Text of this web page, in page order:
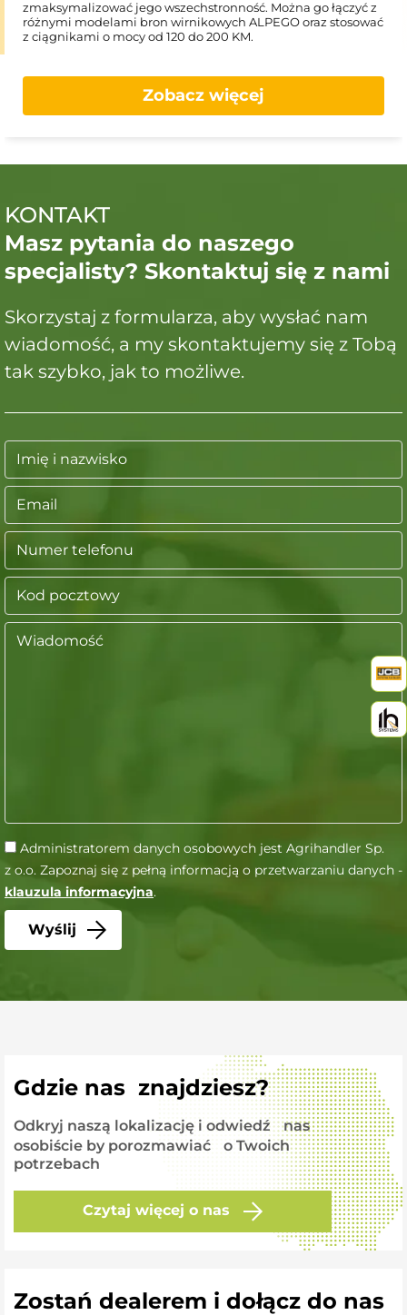
zmaksymalizować jego wszechstronność. Można go łączyć z
różnymi modelami bron wirnikowych ALPEGO oraz stosować
z ciągnikami o mocy od 120 do 200 KM.
Zobacz więcej
KONTAKT
Masz pytania do naszego
specjalisty? Skontaktuj się z nami
Skorzystaj z formularza, aby wysłać nam
wiadomość, a my skontaktujemy się z Tobą
tak szybko, jak to możliwe.
Administratorem danych osobowych jest Agrihandler Sp.
z o.o. Zapoznaj się z pełną informacją o przetwarzaniu danych -
klauzula informacyjna.
Gdzie nas znajdziesz?
Odkryj naszą lokalizację i odwiedź nas
osobiście by porozmawiać o Twoich
potrzebach
Czytaj więcej o nas
Zostań dealerem i dołącz do nas